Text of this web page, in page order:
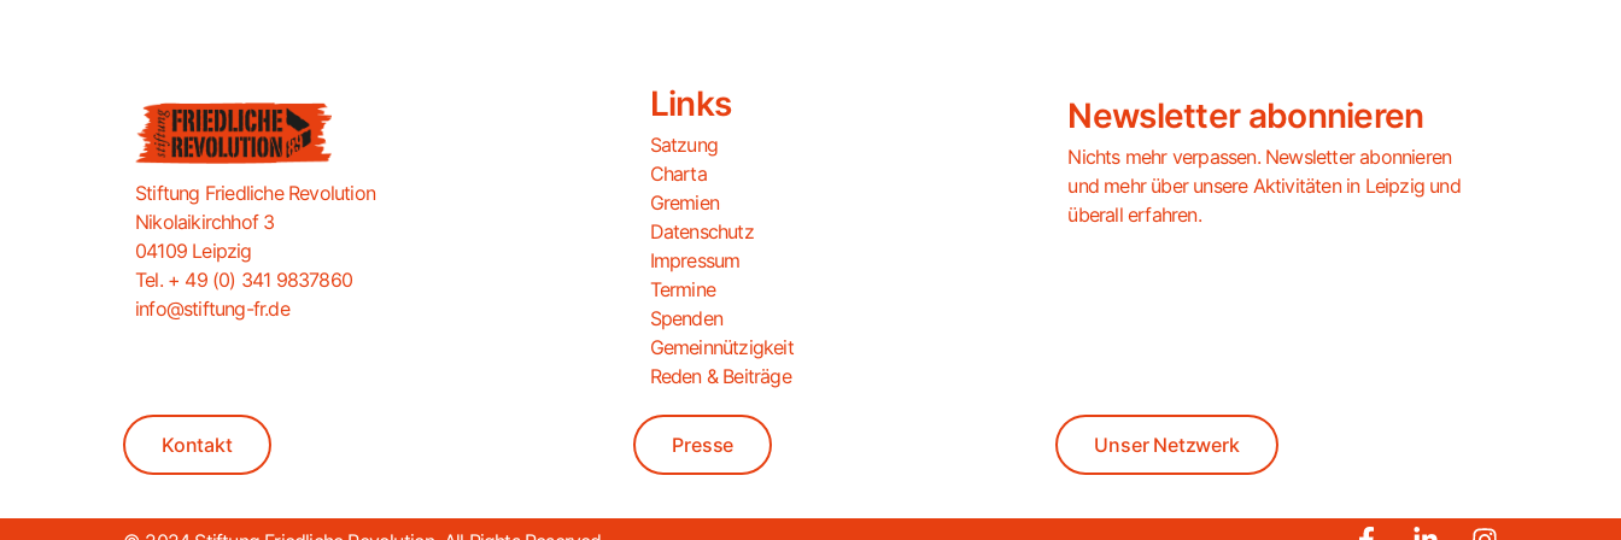
Stiftung Friedliche Revolution
Nikolaikirchhof 3
04109 Leipzig
Tel. + 49 (0) 341 9837860
info@stiftung-fr.de
Links
Satzung
Charta
Gremien
Datenschutz
Impressum
Termine
Spenden
Gemeinnützigkeit
Reden & Beiträge
Newsletter abonnieren
Nichts mehr verpassen. Newsletter abonnieren
und mehr über unsere Aktivitäten in Leipzig und
überall erfahren.
Kontakt Presse Unser Netzwerk